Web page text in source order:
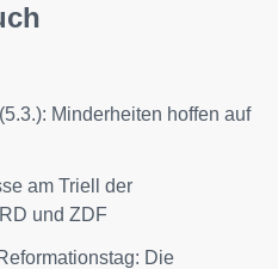
Minderheiten hoffen auf
am Triell der
und ZDF
Die